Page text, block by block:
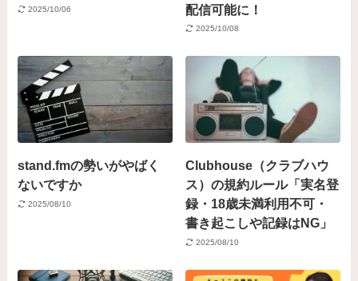
2025/10/06
配信可能に！
2025/10/08
stand.fmの勢いがやばく
ないですか
2025/08/10
Clubhouse（クラブハウ
ス）の規約ルール「実名登
録・18歳未満利用不可・
書き起こしや記録はNG」
2025/08/10